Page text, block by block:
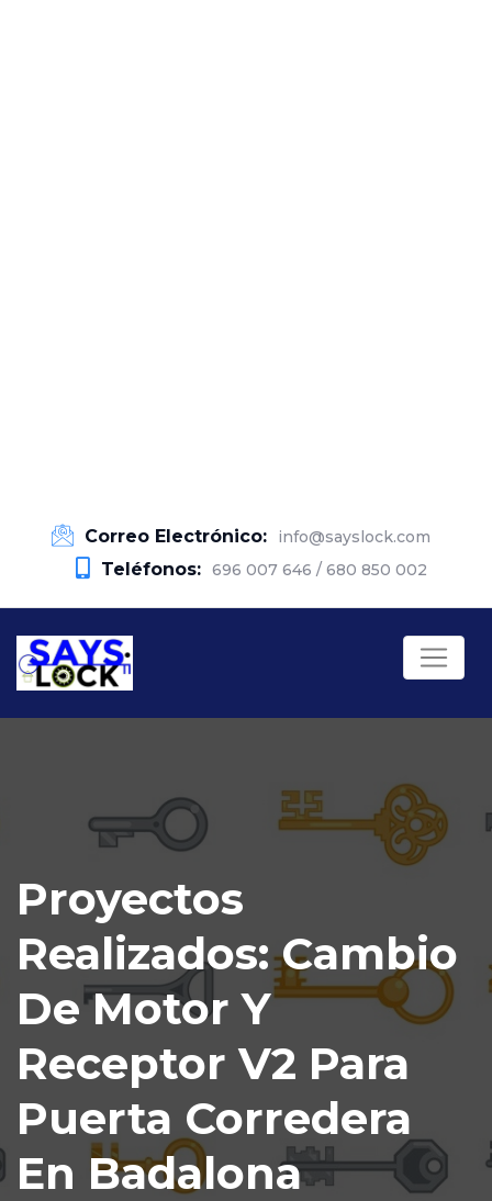
Correo Electrónico: info@sayslock.com
Teléfonos: 696 007 646 / 680 850 002
Proyectos
Realizados: Cambio
De Motor Y
Receptor V2 Para
Puerta Corredera
En Badalona